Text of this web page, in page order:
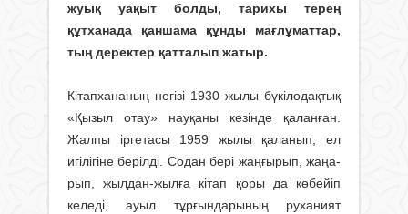
жуық уақыт болды, тарихы терең
құтханада қаншама құнды мағлұматтар,
тың деректер қатталып жатыр.
Кітапхананың негізі 1930 жылы бү­кіл­одақтық
«Қызыл отау» науқаны кезінде қаланған.
Жалпы іргетасы 1959 жылы қаланып, ел
игілігіне берілді. Содан бері жаңғырып, жаңа­
рып, жылдан-жылға кітап қоры да көбейіп
келеді, ауыл тұрғындарының руханият